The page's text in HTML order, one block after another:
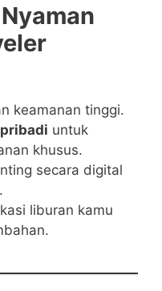
keamanan tinggi.
untuk
khusus.
secara digital
liburan kamu